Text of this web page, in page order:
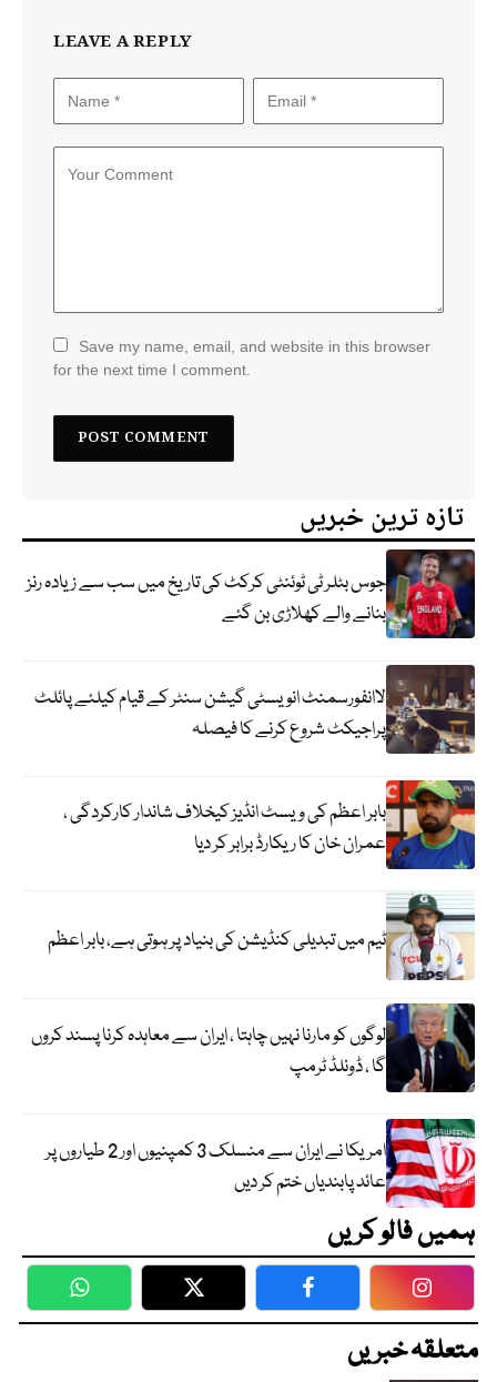
LEAVE A REPLY
Save my name, email, and website in this browser
for the next time I comment.
تازہ ترین خبریں
جوس بٹلر ٹی ٹوئنٹی کرکٹ کی تاریخ میں سب سے زیادہ رنز
بنانے والے کھلاڑی بن گئے
لاانفورسمنٹ انویسٹی گیشن سنٹر کے قیام کیلئے پائلٹ
پراجیکٹ شروع کرنے کا فیصلہ
بابر اعظم کی ویسٹ انڈیز کیخلاف شاندار کارکردگی ،
عمران خان کا ریکارڈ برابر کر دیا
ٹیم میں تبدیلی کنڈیشن کی بنیاد پر ہوتی ہے، بابر اعظم
لوگوں کو مارنا نہیں چاہتا ، ایران سے معاہدہ کرنا پسند کروں
گا ، ڈونلڈ ٹرمپ
امریکا نے ایران سے منسلک 3 کمپنیوں اور 2 طیاروں پر
عائد پابندیاں ختم کر دیں
ہمیں فالو کریں
WhatsApp Twitter Facebook
متعلقہ خبریں